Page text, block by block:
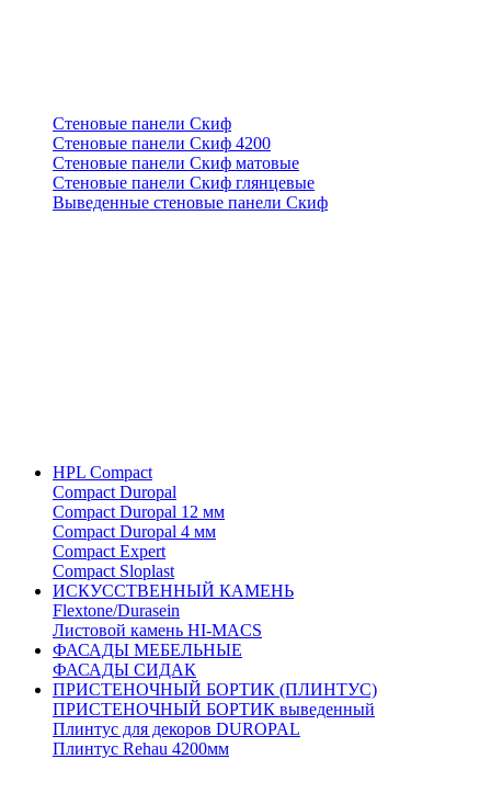
Стеновые панели Скиф
Стеновые панели Скиф 4200
Стеновые панели Скиф матовые
Стеновые панели Скиф глянцевые
Выведенные стеновые панели Скиф
HPL Compact
Compact Duropal
Compact Duropal 12 мм
Compact Duropal 4 мм
Compact Expert
Compact Sloplast
ИСКУССТВЕННЫЙ КАМЕНЬ
Flextone/Durasein
Листовой камень HI-MACS
ФАСАДЫ МЕБЕЛЬНЫЕ
ФАСАДЫ СИДАК
ПРИСТЕНОЧНЫЙ БОРТИК (ПЛИНТУС)
ПРИСТЕНОЧНЫЙ БОРТИК выведенный
Плинтус для декоров DUROPAL
Плинтус Rehau 4200мм